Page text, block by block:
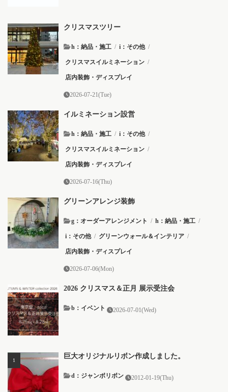
クリスマスツリー
h：納品・施工 / i：その他 /
クリスマスイルミネーション /
店内装飾・ディスプレイ
2026-07-21(Tue)
イルミネーション設営
h：納品・施工 / i：その他 /
クリスマスイルミネーション /
店内装飾・ディスプレイ
2026-07-16(Thu)
グリーンアレンジ装飾
g：オーダーアレンジメント / h：納品・施工 /
i：その他 / グリーンウォール＆インテリア /
店内装飾・ディスプレイ
2026-07-06(Mon)
2026 クリスマス＆正月 展示受注会
b：イベント 2026-07-01(Wed)
巨大オリジナルリボン作成しました。
2012-01-19(Thu)
d：ジャンボリボン